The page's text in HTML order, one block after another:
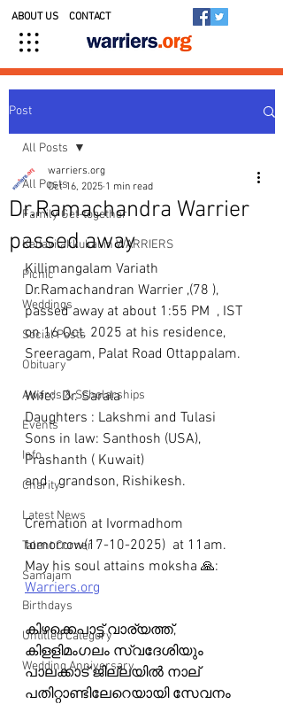
ABOUT US CONTACT
Post
All Posts
Family Get-together
Kedavilakkukal in WARRIERS
Picnic
Weddings
Social Posts
Obituary
Awards & Scholarships
Events
Info
Charity
Latest News
Talent Corner
Samajam
Birthdays
Untitled Category
Wedding Anniversary
All Posts
Dr.Ramachandra Warrier
passed away
warriers.org
Oct 16, 2025 1 min read
Killimangalam Variath
Dr.Ramachandran Warrier ,(78 ),
passed away at about 1:55 PM  , IST
on 16 Oct. 2025 at his residence,
Sreeragam, Palat Road Ottappalam.
Wife:  Dr. Sarala
Daughters : Lakshmi and Tulasi
Sons in law: Santhosh (USA),
Prashanth ( Kuwait)
and   grandson, Rishikesh.
Cremation at Ivormadhom
tomorrow(17-10-2025)  at 11am.
May his soul attains moksha 🙏:
Warriers.org
കിഴക്കെപാട്ട് വാര്യത്ത്,
കിളളിമംഗലം സ്വദേശിയും
പാലക്കാട് ജില്ലയിൽ നാല്
പതിറ്റാണ്ടിലേറെയായി സേവനം